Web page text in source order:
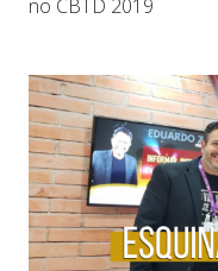
no CBTD 2019